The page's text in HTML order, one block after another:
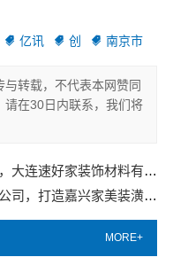
亿讯 创 南京市
转载，不代表本网赞同
请在30日内联系，我们将
速好家装饰材料有限公司
造嘉兴家美装潢别墅合理报价
MORE+